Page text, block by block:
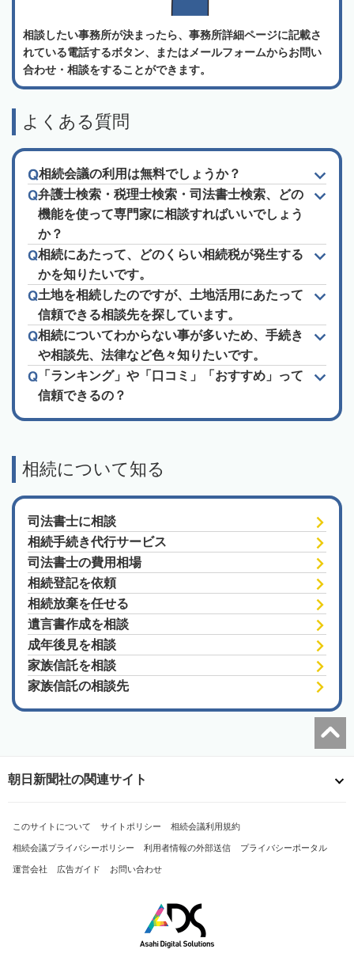
相談したい事務所が決まったら、事務所詳細ページに記載さ
れている電話するボタン、またはメールフォームからお問い
合わせ・相談をすることができます。
よくある質問
相続会議の利用は無料でしょうか？
弁護士検索・税理士検索・司法書士検索、どの
機能を使って専門家に相談すればいいでしょう
か？
相続にあたって、どのくらい相続税が発生する
かを知りたいです。
土地を相続したのですが、土地活用にあたって
信頼できる相談先を探しています。
相続についてわからない事が多いため、手続き
や相談先、法律など色々知りたいです。
「ランキング」や「口コミ」「おすすめ」って
信頼できるの？
相続について知る
司法書士に相談
相続手続き代行サービス
司法書士の費用相場
相続登記を依頼
相続放棄を任せる
遺言書作成を相談
成年後見を相談
家族信託を相談
家族信託の相談先
朝日新聞社の関連サイト
このサイトについて サイトポリシー 相続会議利用規約
相続会議プライバシーポリシー 利用者情報の外部送信 プライバシーポータル
運営会社 広告ガイド お問い合わせ